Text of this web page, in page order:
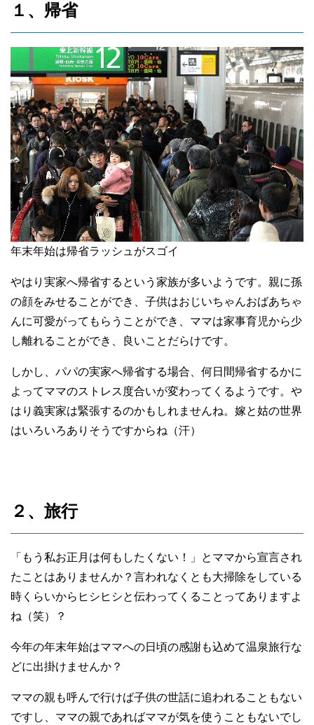
１、帰省
年末年始は帰省ラッシュがスゴイ
やはり実家へ帰省するという家族が多いようです。親に孫
の顔をみせることができ、子供はおじいちゃんおばあちゃ
んに可愛がってもらうことができ、ママは家事育児から少
し離れることができ、良いことだらけです。
しかし、パパの実家へ帰省する場合、何日間帰省するかに
よってママのストレス度合いが変わってくるようです。や
はり義実家は緊張するのかもしれませんね。嫁と姑の世界
はいろいろありそうですからね（汗）
２、旅行
「もう私お正月は何もしたくない！」とママから宣言され
たことはありませんか？言われなくとも大掃除をしている
時くらいからヒシヒシと伝わってくることってありますよ
ね（笑）？
今年の年末年始はママへの日頃の感謝も込めて温泉旅行な
どに出掛けませんか？
ママの親も呼んで行けば子供の世話に追われることもない
ですし、ママの親であればママが気を使うこともないでし